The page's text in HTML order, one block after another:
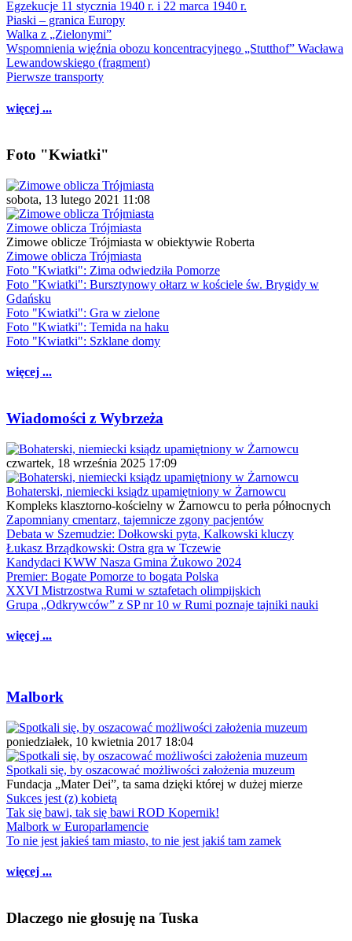
Egzekucje 11 stycznia 1940 r. i 22 marca 1940 r.
Piaski – granica Europy
Walka z „Zielonymi”
Wspomnienia więźnia obozu koncentracyjnego „Stutthof” Wacława
Lewandowskiego (fragment)
Pierwsze transporty
więcej ...
Foto "Kwiatki"
sobota, 13 lutego 2021 11:08
Zimowe oblicza Trójmiasta
Zimowe oblicze Trójmiasta w obiektywie Roberta
Zimowe oblicza Trójmiasta
Foto "Kwiatki": Zima odwiedziła Pomorze
Foto "Kwiatki": Bursztynowy ołtarz w kościele św. Brygidy w
Gdańsku
Foto "Kwiatki": Gra w zielone
Foto "Kwiatki": Temida na haku
Foto "Kwiatki": Szklane domy
więcej ...
Wiadomości z Wybrzeża
czwartek, 18 września 2025 17:09
Bohaterski, niemiecki ksiądz upamiętniony w Żarnowcu
Kompleks klasztorno-kościelny w Żarnowcu to perła północnych
Zapomniany cmentarz, tajemnicze zgony pacjentów
Debata w Szemudzie: Dołkowski pyta, Kalkowski kluczy
Łukasz Brządkowski: Ostra gra w Tczewie
Kandydaci KWW Nasza Gmina Żukowo 2024
Premier: Bogate Pomorze to bogata Polska
XXVI Mistrzostwa Rumi w sztafetach olimpijskich
Grupa „Odkrywców” z SP nr 10 w Rumi poznaje tajniki nauki
więcej ...
Malbork
poniedziałek, 10 kwietnia 2017 18:04
Spotkali się, by oszacować możliwości założenia muzeum
Fundacja „Mater Dei”, ta sama dzięki której w dużej mierze
Sukces jest (z) kobietą
Tak się bawi, tak się bawi ROD Kopernik!
Malbork w Europarlamencie
To nie jest jakieś tam miasto, to nie jest jakiś tam zamek
więcej ...
Dlaczego nie głosuję na Tuska